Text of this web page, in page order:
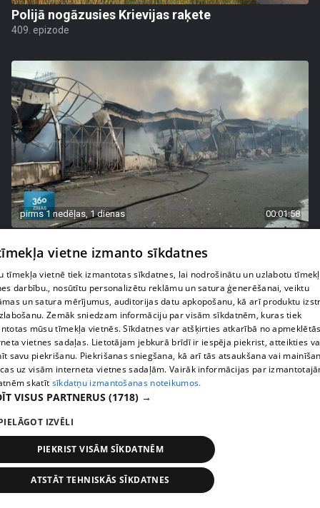
Polijā nogāzusies Krievijas raķete
409. epizode
pirms 1 nedēļas, 1 dienas 00:01:58
lielākajiem Krievijas uzbrukumiem
409. epizode
pirms 1 nedēļas, 1 dienas
Melleņu zelta drudzis: kas nosaka iepirkuma
cenu?
vietne izmanto sīkdatnes
tīmekļa vietnē tiek izmantotas sīkdatnes, lai nodrošinātu un uzlabotu
darbību., nosūtītu personalizētu reklāmu un satura ģenerēšanai, veiktu
un satura mērījumus, auditorijas datu apkopošanu, kā arī produktu
Zemāk sniedzam informāciju par visām sīkdatnēm, kuras tiek
mūsu tīmekļa vietnēs. Sīkdatnes var atšķirties atkarībā no
vietnes sadaļas. Lietotājam jebkurā brīdī ir iespēja piekrist, atteikties
savu piekrišanu. Piekrišanas sniegšana, kā arī tās atsaukšana vai
uz visām interneta vietnes sadaļām. Vairāk informācijas par
skatīt sīkdatņu izmantošanas noteikumos.
VISUS PARTNERUS (1718) →
IZVĒLI
PIEKRIST VISĀM SĪKDATNĒM
ATSTĀT TEHNISKĀS SĪKDATNES